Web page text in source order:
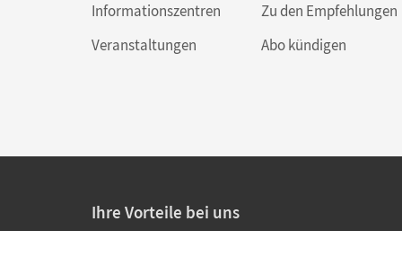
Informationszentren
Veranstaltungen
Zu den Empfehlungen
Abo kündigen
Ihre Vorteile bei uns